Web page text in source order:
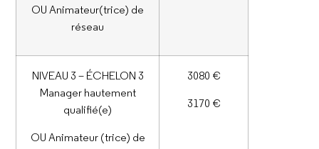
OU Animateur(trice) de
réseau
NIVEAU 3 – ÉCHELON 3
Manager hautement
qualifié(e)
OU Animateur (trice) de
3080 €
3170 €